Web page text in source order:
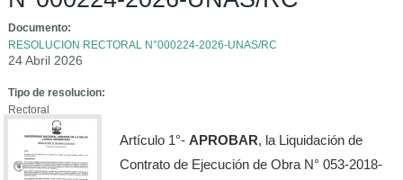
Documento:
RESOLUCION RECTORAL N°000224-2026-UNAS/RC
24 Abril 2026
Tipo de resolucion:
Rectoral
Artículo 1°-APROBAR, la Liquidación de
Contrato de Ejecución de Obra N° 053-2018-